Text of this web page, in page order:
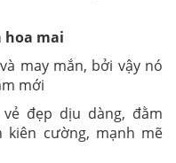
hoa mai
may mắn, bởi vậy nó
mới
đẹp dịu dàng, đằm
cường, mạnh mẽ